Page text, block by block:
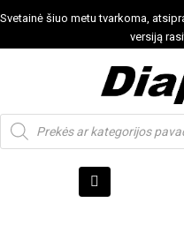
Svetainė šiuo metu tvarkoma,
versiją